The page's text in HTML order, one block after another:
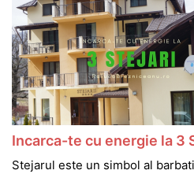
Incarca-te cu energie la 3
Stejarul este un simbol al